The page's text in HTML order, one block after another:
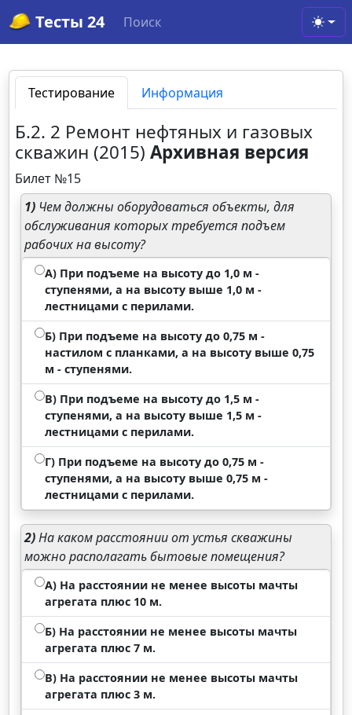
Тесты 24 Поиск
Тестирование Информация
Б.2. 2 Ремонт нефтяных и газовых
скважин (2015)Архивная версия
Билет №15
1) Чем должны оборудоваться объекты, для
обслуживания которых требуется подъем
рабочих на высоту?
А) При подъеме на высоту до 1,0 м -
ступенями, а на высоту выше 1,0 м -
лестницами с перилами.
Б) При подъеме на высоту до 0,75 м -
настилом с планками, а на высоту выше 0,75
м - ступенями.
В) При подъеме на высоту до 1,5 м -
ступенями, а на высоту выше 1,5 м -
лестницами с перилами.
Г) При подъеме на высоту до 0,75 м -
ступенями, а на высоту выше 0,75 м -
лестницами с перилами.
2)На каком расстоянии от устья скважины
можно располагать бытовые помещения?
А) На расстоянии не менее высоты мачты
агрегата плюс 10 м.
Б) На расстоянии не менее высоты мачты
агрегата плюс 7 м.
В) На расстоянии не менее высоты мачты
агрегата плюс 3 м.